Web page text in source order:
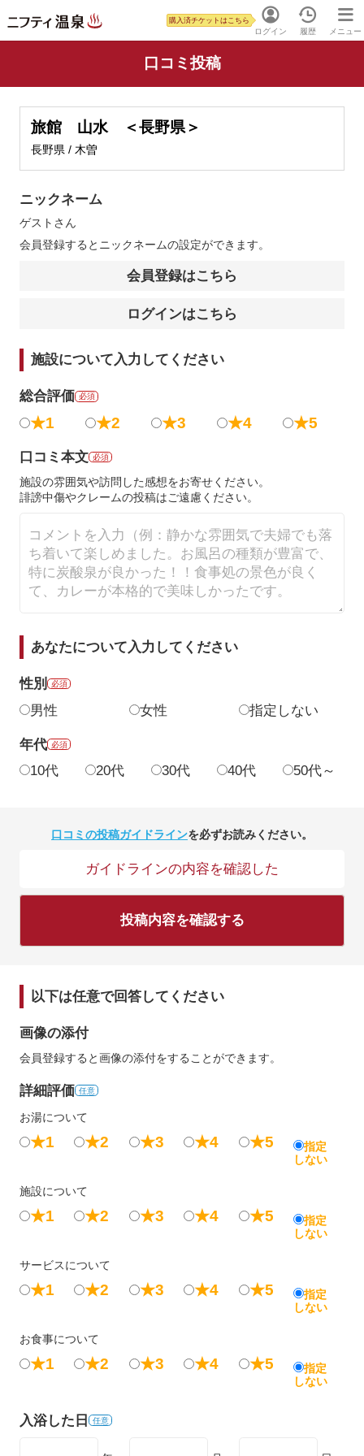
ログイン
購入済チケットはこちら
履歴 メニュー
口コミ投稿
旅館 山水 ＜長野県＞
長野県 / 木曽
ニックネーム
ゲスト さん
会員登録するとニックネームの設定ができます。
会員登録はこちら
ログインはこちら
施設について入力してください
総合評価 必須
★1 ★2 ★3 ★4 ★5
口コミ本文 必須
施設の雰囲気や訪問した感想をお寄せください。
誹謗中傷やクレームの投稿はご遠慮ください。
あなたについて入力してください
性別 必須
男性 女性 指定しない
年代 必須
10代 20代 30代 40代 50代～
口コミの投稿ガイドラインを必ずお読みください。
ガイドラインの内容を確認した
投稿内容を確認する
以下は任意で回答してください
画像の添付
会員登録すると画像の添付をすることができます。
詳細評価 任意
お湯について
★1 ★2 ★3 ★4 ★5
指定
しない
施設について
★1 ★2 ★3 ★4 ★5
指定
しない
サービスについて
★1 ★2 ★3 ★4 ★5
指定
しない
お食事について
★1 ★2 ★3 ★4 ★5
指定
しない
入浴した日 任意